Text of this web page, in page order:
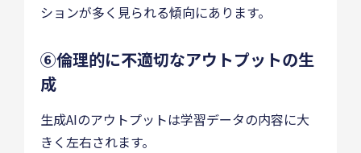
ションが多く見られる傾向にあります。
⑥倫理的に不適切なアウトプットの生
成
生成AIのアウトプットは学習データの内容に大
きく左右されます。